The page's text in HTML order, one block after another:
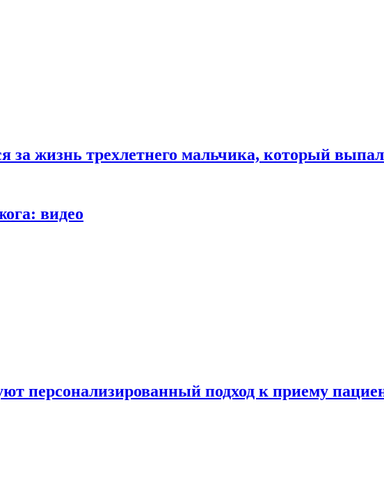
за жизнь трехлетнего мальчика, который
видео
персонализированный подход к приему